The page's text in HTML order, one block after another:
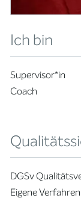
Ich bin
Supervisor*in
Coach
DGSv
Eigene